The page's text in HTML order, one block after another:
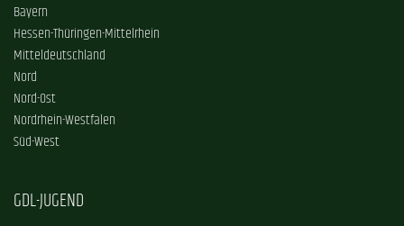
Bayern
Hessen-Thüringen-Mittelrhein
Mitteldeutschland
Nord
Nord-Ost
Nordrhein-Westfalen
Süd-West
GDL-JUGEND